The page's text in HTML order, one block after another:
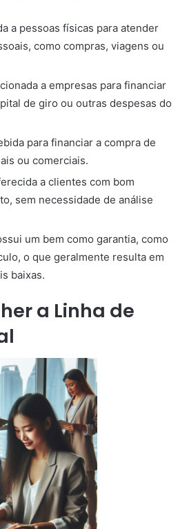
a pessoas físicas para atender
como compras, viagens ou
a empresas para financiar
de giro ou outras despesas do
para financiar a compra de
ou comerciais.
a clientes com bom
sem necessidade de análise
um bem como garantia, como
o que geralmente resulta em
baixas.
a Linha de